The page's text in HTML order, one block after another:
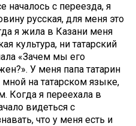
началось с переезда, я
русская, для меня это
я жила в Казани меня
культура, ни татарский
«Зачем мы его
У меня папа татарин
на татарском языке,
Когда я переехала в
видеться с
что у меня есть и